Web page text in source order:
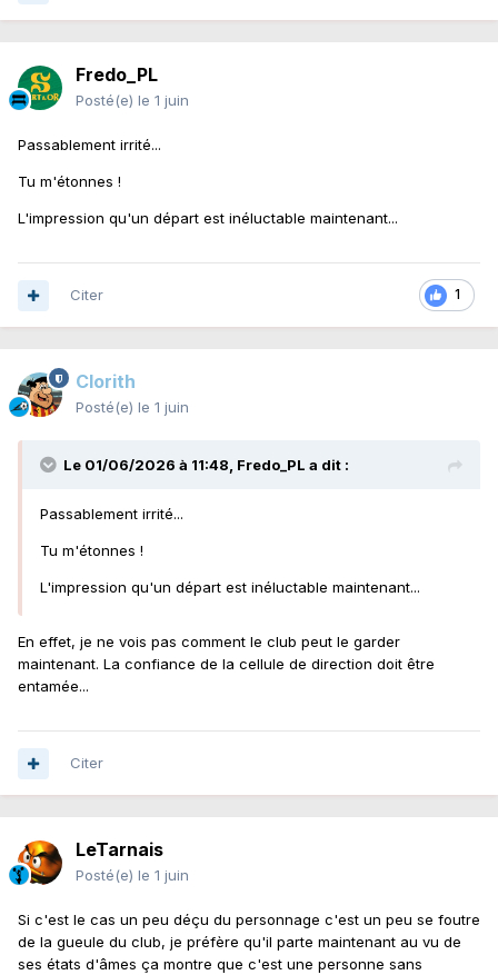
Fredo_PL
Posté(e) le 1 juin
Passablement irrité...
Tu m'étonnes !
L'impression qu'un départ est inéluctable maintenant...
1
Citer
Clorith
Posté(e) le 1 juin
Le 01/06/2026 à 11:48, Fredo_PL a dit :
Passablement irrité...
Tu m'étonnes !
L'impression qu'un départ est inéluctable maintenant...
En effet, je ne vois pas comment le club peut le garder
maintenant. La confiance de la cellule de direction doit être
entamée...
Citer
LeTarnais
Posté(e) le 1 juin
Si c'est le cas un peu déçu du personnage c'est un peu se foutre
de la gueule du club, je préfère qu'il parte maintenant au vu de
ses états d'âmes ça montre que c'est une personne sans